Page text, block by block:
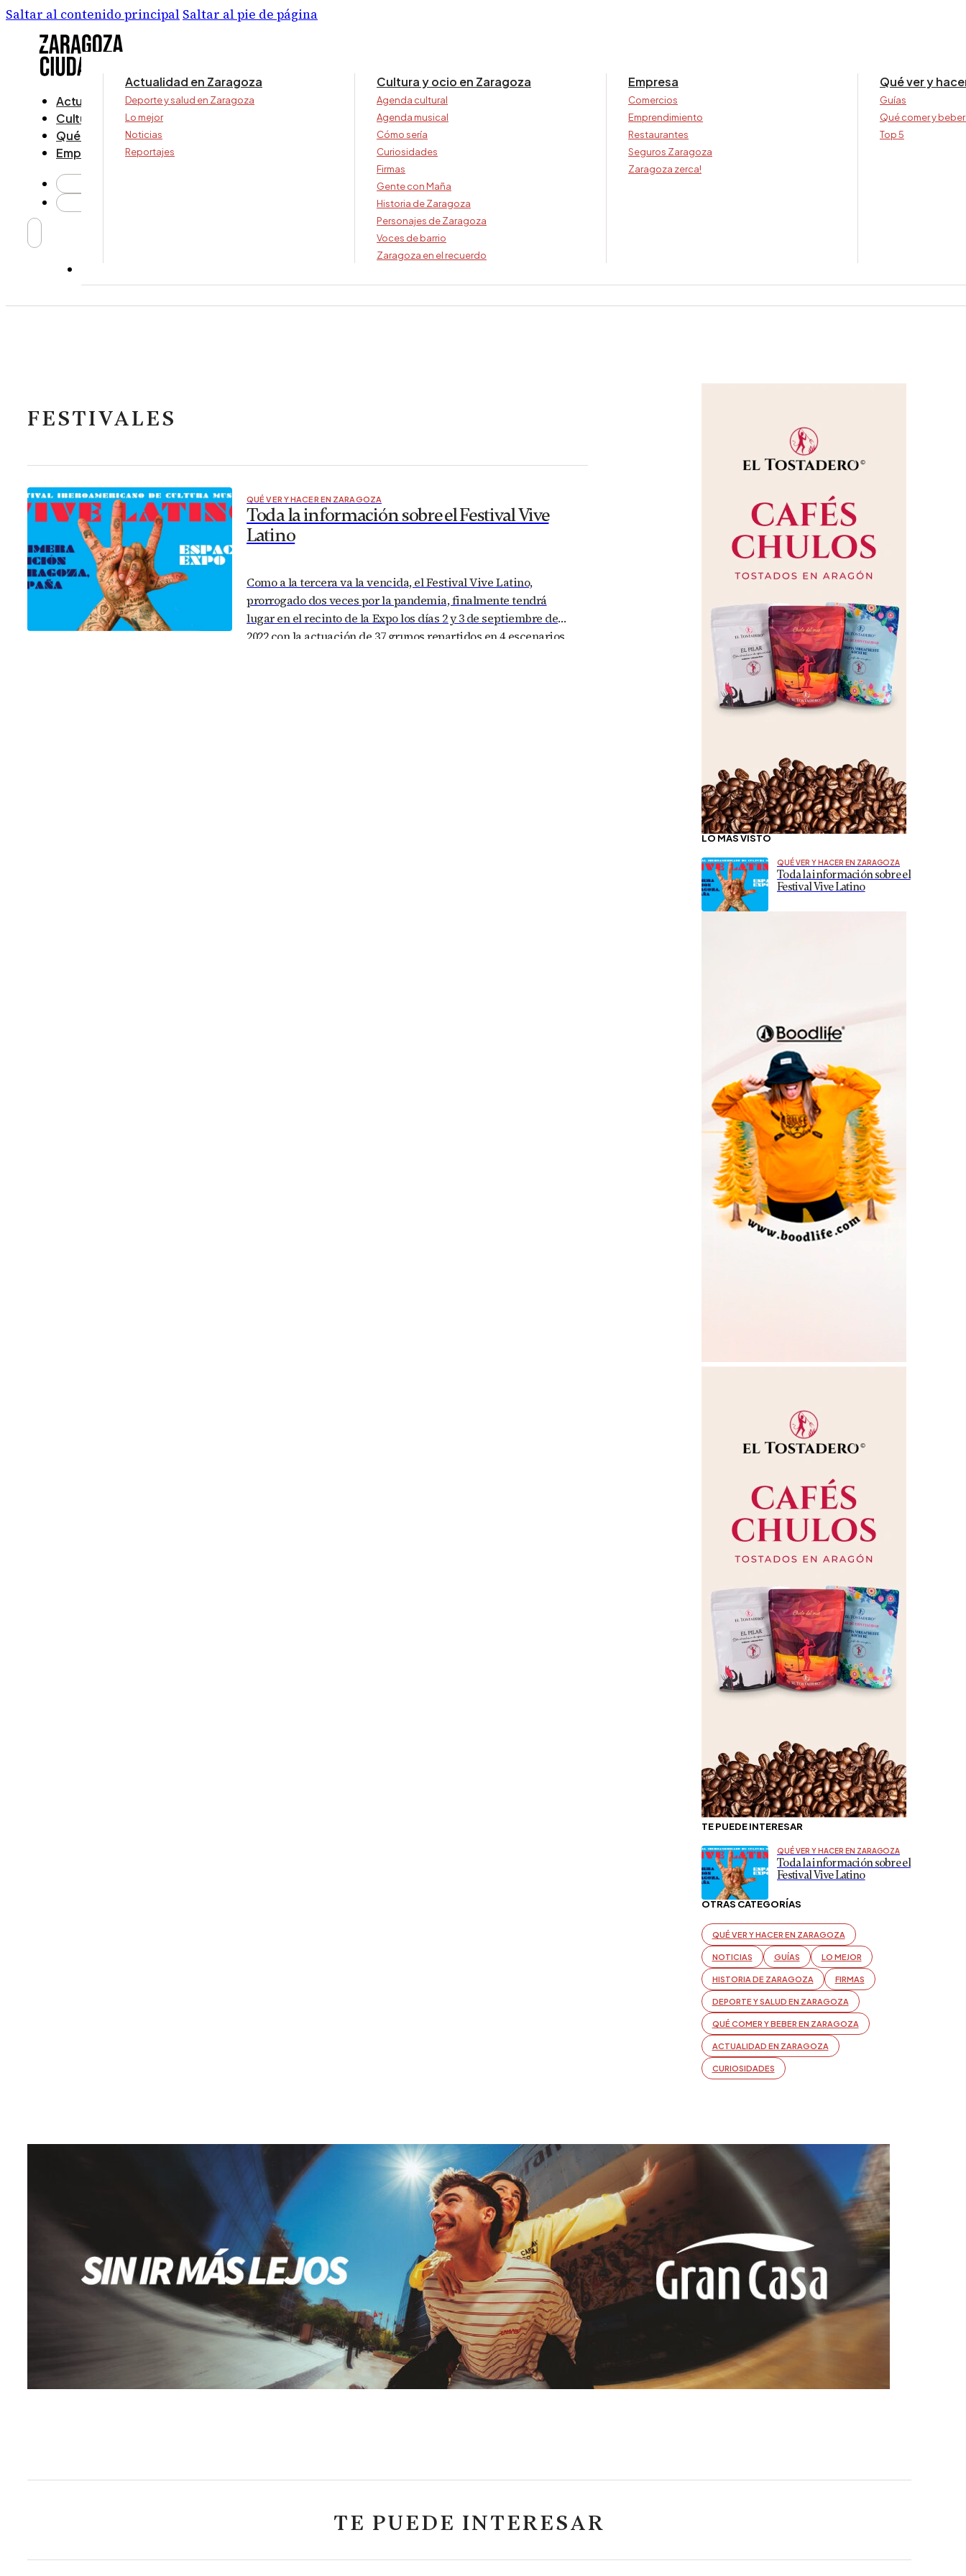
Saltar al contenido principal Saltar al pie de página
Actualidad
Cultura y ocio
Qué ver y hacer
Empresa
Actualidad en Zaragoza
Deporte y salud en Zaragoza
Lo mejor
Noticias
Reportajes
Cultura y ocio en Zaragoza
Agenda cultural
Agenda musical
Cómo sería
Curiosidades
Firmas
Gente con Maña
Historia de Zaragoza
Personajes de Zaragoza
Voces de barrio
Zaragoza en el recuerdo
Empresa
Comercios
Emprendimiento
Restaurantes
Seguros Zaragoza
Zaragoza zerca!
Qué ver y
Guías
Qué comer y
Top 5
FESTIVALES
QUÉ VER Y HACER EN ZARAGOZA
Toda la información sobre el Festival Vive
Latino
Como a la tercera va la vencida, el Festival Vive Latino,
prorrogado dos veces por la pandemia, finalmente tendrá
lugar en el recinto de la Expo los días 2 y 3 de septiembre de
2022 con la actuación de 37 grupos repartidos en 4 escenarios.
LO MÁS VISTO
QUÉ VER Y HACER EN ZARAGOZA
Toda la información sobre el
Festival Vive Latino
TE PUEDE INTERESAR
QUÉ VER Y HACER EN ZARAGOZA
Toda la información sobre el
Festival Vive Latino
OTRAS CATEGORÍAS
QUÉ VER Y HACER EN ZARAGOZA
NOTICIAS GUÍAS LO MEJOR
HISTORIA DE ZARAGOZA FIRMAS
DEPORTE Y SALUD EN ZARAGOZA
QUÉ COMER Y BEBER EN ZARAGOZA
ACTUALIDAD EN ZARAGOZA
CURIOSIDADES
TE PUEDE INTERESAR